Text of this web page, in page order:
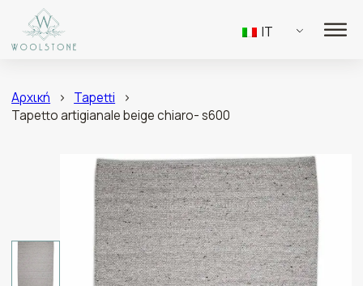
IT
Αρχική > Tapetti
>
Tapetto artigianale beige chiaro- s600